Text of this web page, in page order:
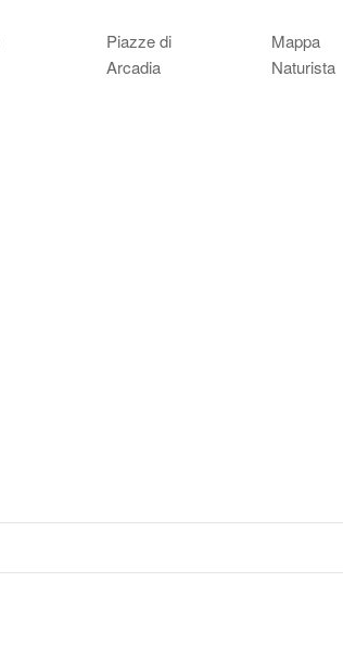
Piazze di
Arcadia
Mappa
Naturista